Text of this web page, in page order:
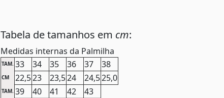
Tabela de tamanhos em cm:
Medidas internas da Palmilha
TAM. 33 34 35 36 37 38
CM 22,523 23,524 24,525,0
TAM. 39 40 41 42 43